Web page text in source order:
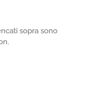
sopra sono